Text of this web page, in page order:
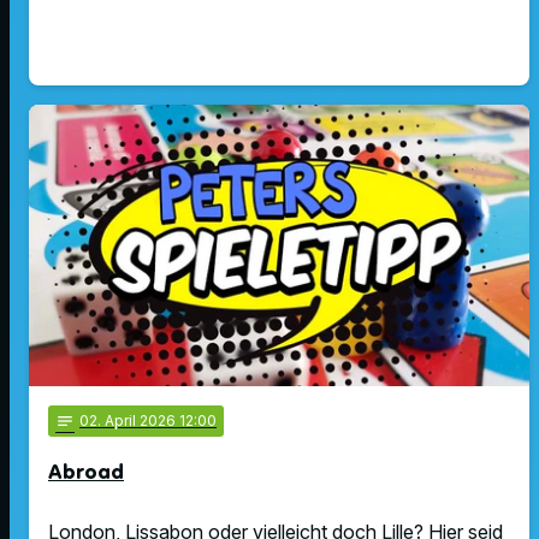
notes 02. April 2026 12:00
Abroad
London, Lissabon oder vielleicht doch Lille? Hier seid